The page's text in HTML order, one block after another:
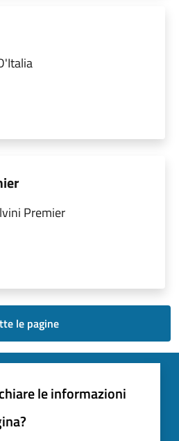
Premier
le pagine
le informazioni